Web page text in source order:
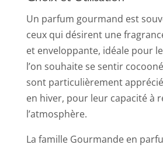
Un parfum gourmand est
ceux qui désirent une
et enveloppante, idéale pour
l’on souhaite se sentir
sont particulièrement
en hiver, pour leur capacité à
l’atmosphère.
La famille Gourmande en